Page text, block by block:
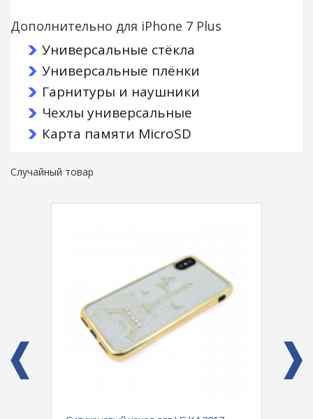
Дополнительно для iPhone 7 Plus
Универсальные стёкла
Универсальные плёнки
Гарнитуры и наушники
Чехлы универсальные
Карта памяти MicroSD
Случайный товар